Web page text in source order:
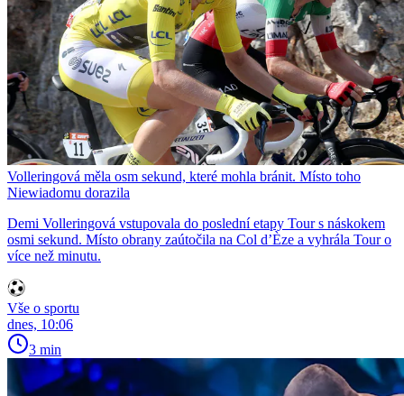
Volleringová měla osm sekund, které mohla bránit. Místo toho
Niewiadomu dorazila
Demi Volleringová vstupovala do poslední etapy Tour s náskokem
osmi sekund. Místo obrany zaútočila na Col d’Èze a vyhrála Tour o
více než minutu.
Vše o sportu
dnes, 10:06
3 min